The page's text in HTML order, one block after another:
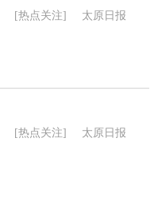
[热点关注] 太原日报
[热点关注] 太原日报